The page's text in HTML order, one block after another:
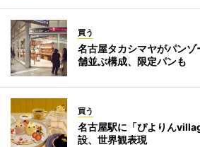
買う
名古屋タカシマヤがパン
舗並ぶ構成、限定パンも
買う
名古屋駅に「ぴよりん
設、世界観表現